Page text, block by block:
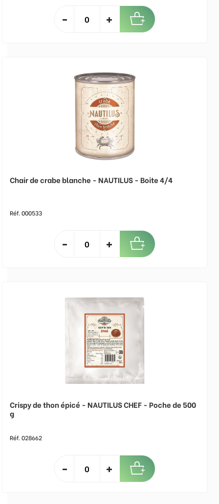
Chair de crabe blanche - NAUTILUS - Boite 4/4
Réf. 000533
Crispy de thon épicé - NAUTILUS CHEF - Poche de 500
g
Réf. 028662